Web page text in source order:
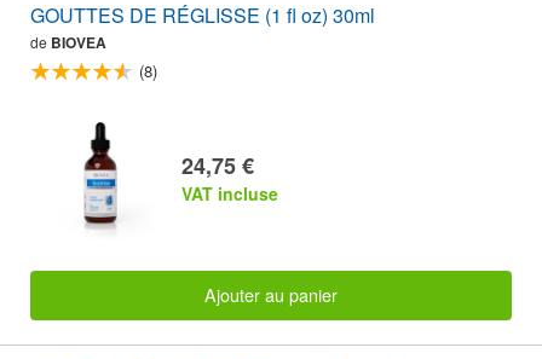
GOUTTES DE RÉGLISSE (1 fl oz) 30ml
de BIOVEA
(8)
24,75 €
VAT incluse
Ajouter au panier